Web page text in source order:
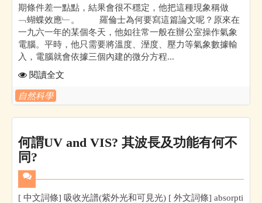
期條件差一點點，結果會很不穩定，他把這種現象稱做
﹁蝴蝶效應﹂。 羅倫士為何要寫這篇論文呢？原來在
一九六一年的某個冬天，他如往常一般在辦公室操作氣象
電腦。平時，他只需要將溫度、溼度、壓力等氣象數據輸
入，電腦就會依據三個內建的微分方程...
閱讀全文
自然科學
何謂UV and VIS? 其波長及功能有何不
同?
[ 中文詞條] 吸收光譜(紫外光和可見光) [ 外文詞條] absorpti